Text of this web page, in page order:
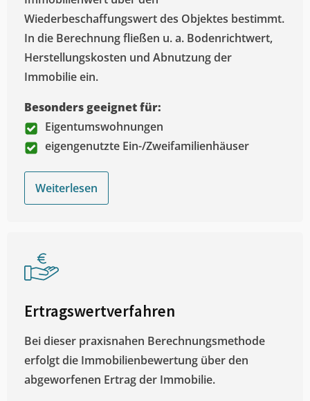
Wiederbeschaffungswert des Objektes bestimmt.
In die Berechnung fließen u. a. Bodenrichtwert,
Herstellungskosten und Abnutzung der
Immobilie ein.
Besonders geeignet für:
Eigentumswohnungen
eigengenutzte Ein-/Zweifamilienhäuser
Weiterlesen
Ertragswertverfahren
Bei dieser praxisnahen Berechnungsmethode
erfolgt die Immobilienbewertung über den
abgeworfenen Ertrag der Immobilie.